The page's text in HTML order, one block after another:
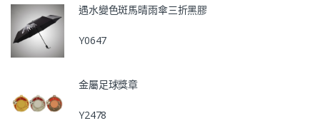
遇水變色斑馬晴雨傘三折黑膠
Y0647
金屬足球獎章
Y2478